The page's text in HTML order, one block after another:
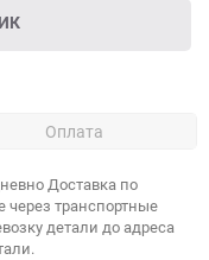
Оплата
Доставка по
транспортные
детали до адреса